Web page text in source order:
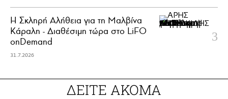
Η Σκληρή Αλήθεια για τη Μαλβίνα
Κάραλη - Διαθέσιμη τώρα στo LiFO
onDemand
31.7.2026
ΔΕΙΤΕ ΑΚΟΜΑ